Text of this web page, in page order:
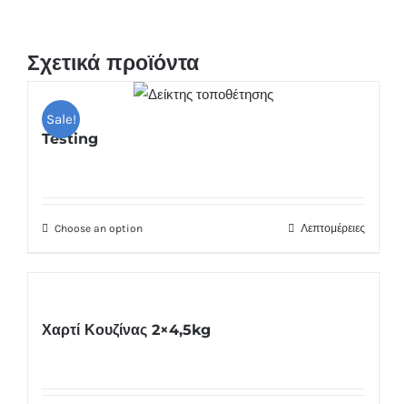
Σχετικά προϊόντα
Sale!
Testing
Choose an option Λεπτομέρειες
Χαρτί Κουζίνας 2×4,5kg